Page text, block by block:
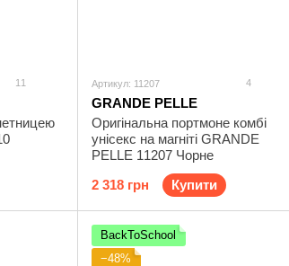
11 Артикул: 11207 4
GRANDE PELLE
Оригінальна портмоне комбі
унісекс на магніті GRANDE
PELLE 11207 Чорне
2 318 грн
Купити
BackToSchool
−48%